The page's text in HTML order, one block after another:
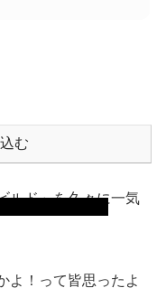
む
ルド」を久々に一気
よ！って皆思ったよ